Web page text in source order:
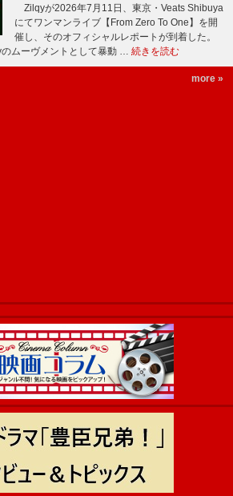
Zilqyが2026年7月11日、東京・Veats Shibuya
にてワンマンライブ【From Zero To One】を開
催し、そのオフィシャルレポートが到着した。
ムーヴメントとして暴動 … 続きを読む
more »